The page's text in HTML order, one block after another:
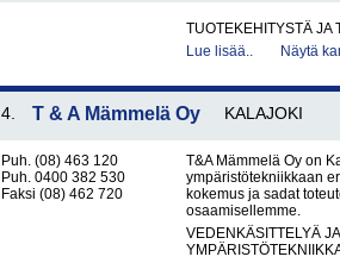
TUOTEKEHITYSTÄ JA
Lue lisää..
Näytä
4. T & A Mämmelä Oy KALAJOKI
Puh. (08) 463 120
Puh. 0400 382 530
Faksi (08) 462 720
T&A Mämmelä Oy on
ympäristötekniikkaan
kokemus ja sadat
osaamisellemme.
VEDENKÄSITTELYÄ